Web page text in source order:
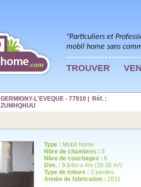
"Particuliers et
mobil home sans
TROUVER
GERMIGNY-L'EVEQUE - 77910 | Réf. :
ZUMHQHUU
Type : Mobil home
Nbre de chambres : 3
Nbre de couchages : 6
Dim. : 9.84m x 4m (39.36 m²)
Type de toiture : 2 pentes
Année de fabrication : 2011